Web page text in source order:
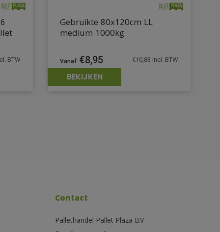
BTW
Gebruikte 80x120cm LL
medium 1000kg
€8,95 €10,83 incl. BTW
BEKIJKEN
Contact
Pallethandel Pallet Plaza B.V.